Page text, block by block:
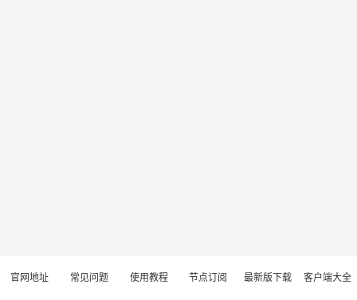
官网地址 常见问题 使用教程 节点订阅 最新版下载 客户端大全